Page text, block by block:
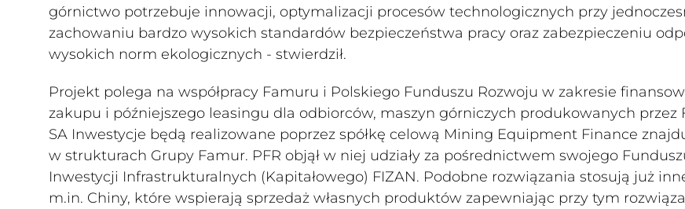
górnictwo potrzebuje innowacji, optymalizacji procesów technologicznych przy
zachowaniu bardzo wysokich standardów bezpieczeństwa pracy oraz zabezpieczeniu
wysokich norm ekologicznych - stwierdził.
Projekt polega na współpracy Famuru i Polskiego Funduszu Rozwoju w zakresie
zakupu i późniejszego leasingu dla odbiorców, maszyn górniczych produkowanych przez
SA Inwestycje będą realizowane poprzez spółkę celową Mining Equipment Finance
w strukturach Grupy Famur. PFR objął w niej udziały za pośrednictwem swojego
Inwestycji Infrastrukturalnych (Kapitałowego) FIZAN. Podobne rozwiązania stosują już
m.in. Chiny, które wspierają sprzedaż własnych produktów zapewniając przy tym